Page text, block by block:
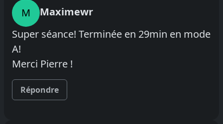
M
Maximewr
Super séance! Terminée en 29min en mode
A!
Merci Pierre !
Répondre